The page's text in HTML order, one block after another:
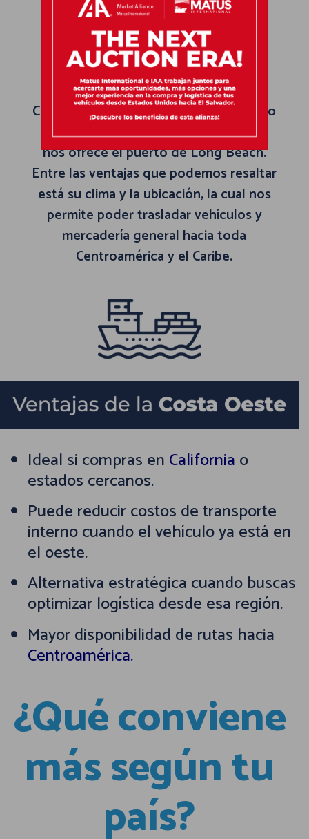
California
El puerto que vio nacer a Matus
International, de la mano de nuestro
CEO Allan Matus, el cual se ha enfocado
en aprovechar las oportunidades que
nos ofrece el puerto de Long Beach.
Entre las ventajas que podemos resaltar
está su clima y la ubicación, la cual nos
permite poder trasladar vehículos y
mercadería general hacia toda
Centroamérica y el Caribe.
Ideal si compras en California o
estados cercanos.
Puede reducir costos de transporte
interno cuando el vehículo ya está en
el oeste.
Alternativa estratégica cuando buscas
optimizar logística desde esa región.
Mayor disponibilidad de rutas hacia
Centroamérica.
¿Qué conviene
más según tu
país?